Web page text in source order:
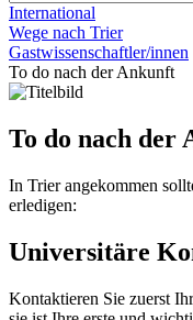
International
Wege nach Trier
Gastwissenschaftler/innen
To do nach der Ankunft
To do nach der
In Trier angekommen
erledigen:
Universitäre
Kontaktieren Sie zuerst